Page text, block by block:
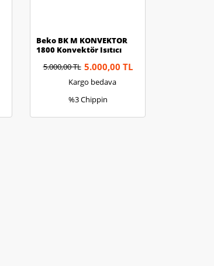
Beko BK M KONVEKTOR
1800 Konvektör Isıtıcı
5.000,00 TL 5.000,00 TL
Kargo bedava
%3 Chippin